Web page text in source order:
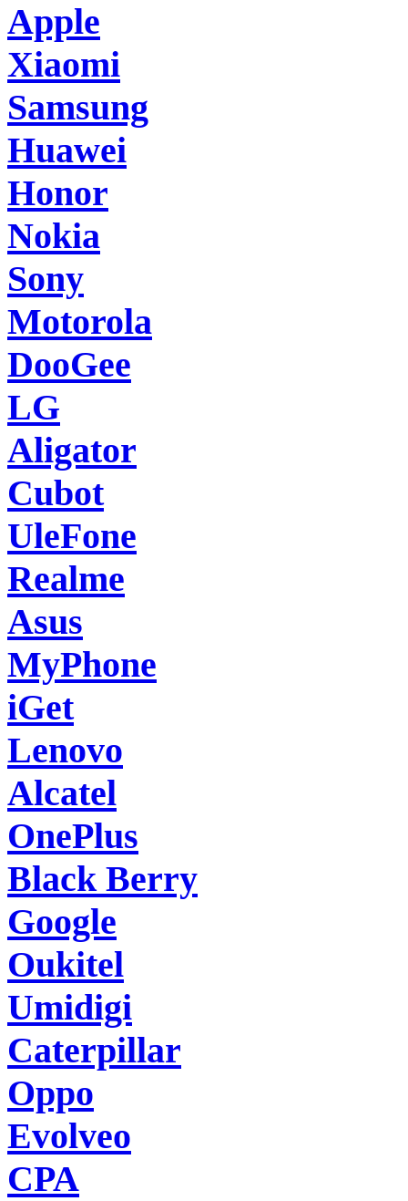
Apple
Xiaomi
Samsung
Huawei
Honor
Nokia
Sony
Motorola
DooGee
LG
Aligator
Cubot
UleFone
Realme
Asus
MyPhone
iGet
Lenovo
Alcatel
OnePlus
Black Berry
Google
Oukitel
Umidigi
Caterpillar
Oppo
Evolveo
CPA